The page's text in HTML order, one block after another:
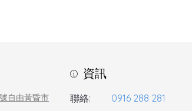
自由黃昏市
資訊
聯絡: 0916 288 281